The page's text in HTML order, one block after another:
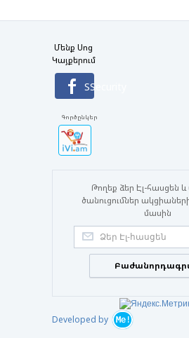
Մենք Սոց
Կայքերում
SSecurity
Գործընկեր
Թողեք ձեր Էլ-հասցեն
ծանուցումներ
մասին
Developed by Me!